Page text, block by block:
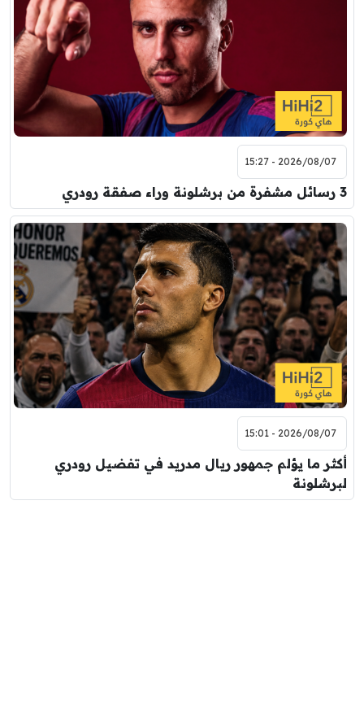
2026/08/07 - 15:27
3 رسائل مشفرة من برشلونة وراء صفقة رودري
2026/08/07 - 15:01
أكثر ما يؤلم جمهور ريال مدريد في تفضيل رودري
لبرشلونة